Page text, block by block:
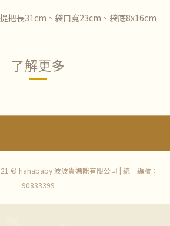
把長31cm、袋口寬23cm、袋底8x16cm
了解更多
© hahababy 波波貴媽咪有限公司 | 統一編號：
90833399